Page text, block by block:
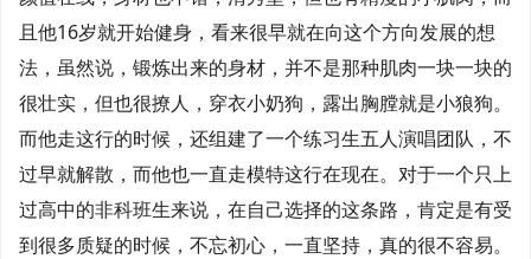
且他16岁就开始健身，看来很早就在向这个方向发展的想
法，虽然说，锻炼出来的身材，并不是那种肌肉一块一块的
很壮实，但也很撩人，穿衣小奶狗，露出胸膛就是小狼狗。
而他走这行的时候，还组建了一个练习生五人演唱团队，不
过早就解散，而他也一直走模特这行在现在。对于一个只上
过高中的非科班生来说，在自己选择的这条路，肯定是有受
到很多质疑的时候，不忘初心，一直坚持，真的很不容易。